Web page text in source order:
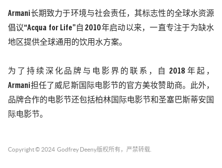
Armani长期致力于环境与社会责任，其标志性的全球水资源
倡议 “Acqua for Life” 自 2010年启动以来，一直专注于为缺水
地区提供全球通用的饮用水方案。
为了持续深化品牌与电影界的联系，自 2018年起，
Armani担任了威尼斯国际电影节的官方美妆赞助商。此外，
品牌合作的电影节还包括柏林国际电影节和圣塞巴斯蒂安国
际电影节。
Copyright © 2024 Godfrey Deeny版权所有，严禁转载.